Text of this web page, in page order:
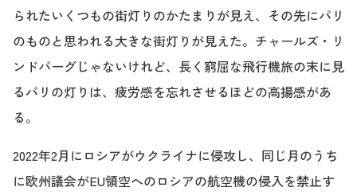
られたいくつもの街灯りのかたまりが見え、その先にパリ
のものと思われる大きな街灯りが見えた。チャールズ・リ
ンドバーグじゃないけれど、長く窮屈な飛行機旅の末に見
るパリの灯りは、疲労感を忘れさせるほどの高揚感があ
る。
2022年2月にロシアがウクライナに侵攻し、同じ月のうち
に欧州議会がEU領空へのロシアの航空機の侵入を禁止す